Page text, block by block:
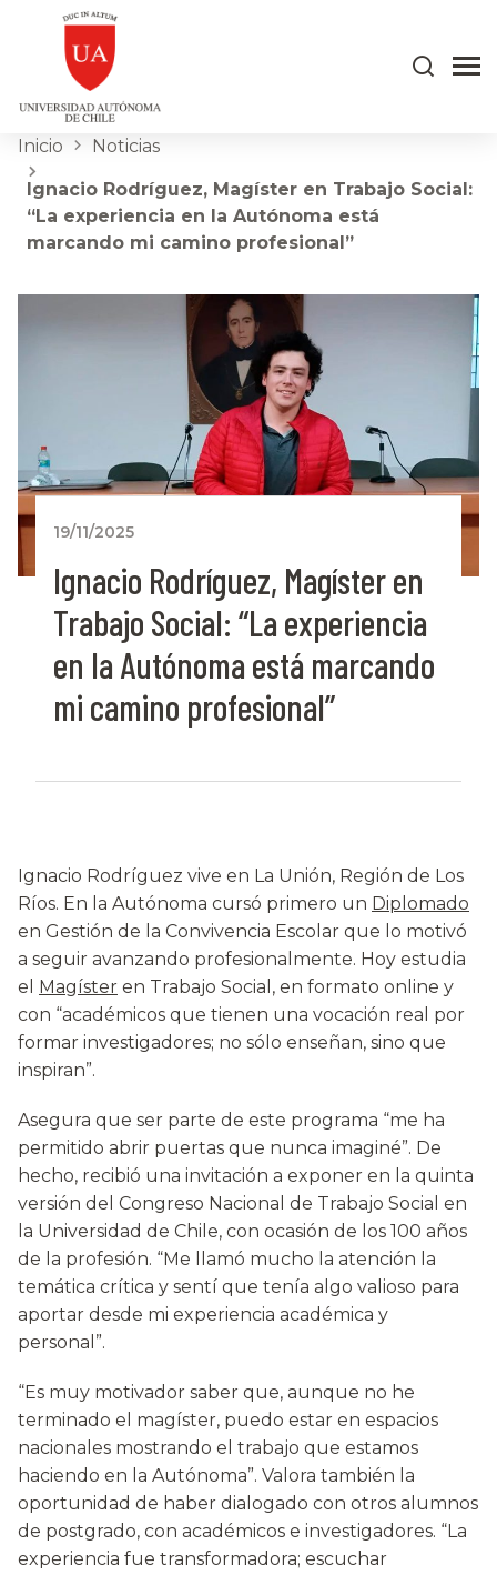
Inicio Noticias
Ignacio Rodríguez, Magíster en Trabajo Social:
“La experiencia en la Autónoma está
marcando mi camino profesional”
19/11/2025
Ignacio Rodríguez, Magíster en
Trabajo Social: “La experiencia
en la Autónoma está marcando
mi camino profesional”
Ignacio Rodríguez vive en La Unión, Región de Los
Ríos. En la Autónoma cursó primero un Diplomado
en Gestión de la Convivencia Escolar que lo motivó
a seguir avanzando profesionalmente. Hoy estudia
el Magíster en Trabajo Social, en formato online y
con “académicos que tienen una vocación real por
formar investigadores; no sólo enseñan, sino que
inspiran”.
Asegura que ser parte de este programa “me ha
permitido abrir puertas que nunca imaginé”. De
hecho, recibió una invitación a exponer en la quinta
versión del Congreso Nacional de Trabajo Social en
la Universidad de Chile, con ocasión de los 100 años
de la profesión. “Me llamó mucho la atención la
temática crítica y sentí que tenía algo valioso para
aportar desde mi experiencia académica y
personal”.
“Es muy motivador saber que, aunque no he
terminado el magíster, puedo estar en espacios
nacionales mostrando el trabajo que estamos
haciendo en la Autónoma”. Valora también la
oportunidad de haber dialogado con otros alumnos
de postgrado, con académicos e investigadores. “La
experiencia fue transformadora; escuchar